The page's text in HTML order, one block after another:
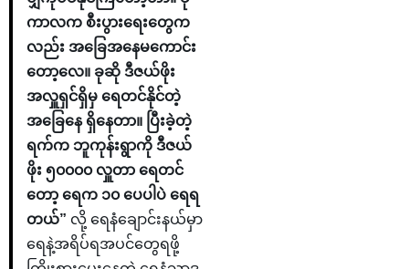
ကာလက စီးပွားရေးတွေက
လည်း အခြေအနေမကောင်း
တော့လေ။ ခုဆို ဒီဇယ်ဖိုး
အလှူရှင်ရှိမှ ရေတင်နိုင်တဲ့
အခြေနေ ရှိနေတာ။ ပြီးခဲ့တဲ့
ရက်က ဘူကုန်းရွာကို ဒီဇယ်
ဖိုး ၅၀၀၀၀ လှူတာ ရေတင်
တော့ ရေက ၁၀ ပေပါပဲ ရေရ
တယ်” လို့ ရေနံချောင်းနယ်မှာ
ရေနဲ့အရိပ်ရအပင်တွေရဖို့